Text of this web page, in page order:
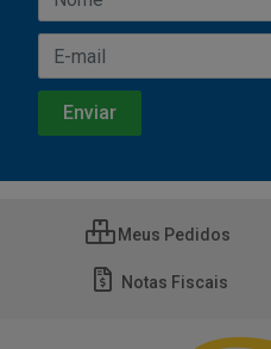
Meus Pedidos
Notas Fiscais